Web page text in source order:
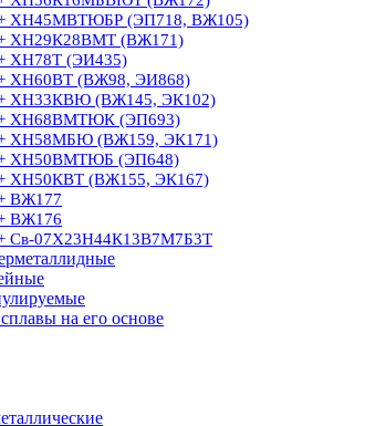
ХН45МВТЮБР (ЭП718, ВЖ105)
ХН29К28ВМТ (ВЖ171)
ХН78Т (ЭИ435)
ХН60ВТ (ВЖ98, ЭИ868)
ХН33КВЮ (ВЖ145, ЭК102)
ХН68ВМТЮК (ЭП693)
ХН58МБЮ (ВЖ159, ЭК171)
ХН50ВМТЮБ (ЭП648)
ХН50КВТ (ВЖ155, ЭК167)
ВЖ177
ВЖ176
Св-07Х23Н44К13В7М7Б3Т
на его основе